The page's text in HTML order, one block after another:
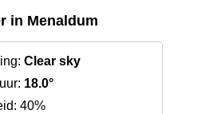
in Menaldum
Clear sky
18.0°
40%